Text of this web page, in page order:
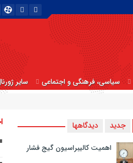
سیاسی، فرهنگی و اجتماعی سایر
جدید دیدگاهها
اهمیت کالیبراسیون گیج فشار